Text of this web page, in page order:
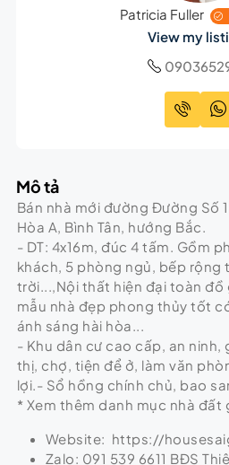
Patricia Fuller
View my
Mô tả
Bán nhà mới đường Đường Số
Hòa A, Bình Tân, hướng Bắc.
- DT: 4x16m, đúc 4 tấm. Gồm
khách, 5 phòng ngủ, bếp
trời...,Nội thất hiện đại toàn
mẫu nhà đẹp phong thủy tốt
ánh sáng hài hòa...
- Khu dân cư cao cấp, an ninh,
thị, chợ, tiện để ở, làm văn
lợi.- Sổ hồng chính chủ, bao
* Xem thêm danh mục nhà đất
Website: https://
Zalo: 091 539 6611 BĐS